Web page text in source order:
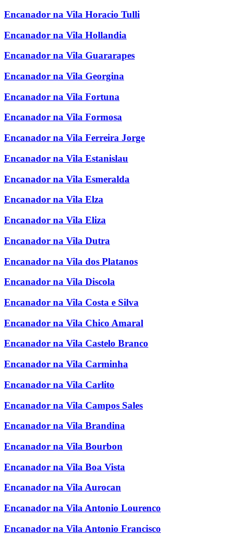
Encanador na Vila Horacio Tulli
Encanador na Vila Hollandia
Encanador na Vila Guararapes
Encanador na Vila Georgina
Encanador na Vila Fortuna
Encanador na Vila Formosa
Encanador na Vila Ferreira Jorge
Encanador na Vila Estanislau
Encanador na Vila Esmeralda
Encanador na Vila Elza
Encanador na Vila Eliza
Encanador na Vila Dutra
Encanador na Vila dos Platanos
Encanador na Vila Discola
Encanador na Vila Costa e Silva
Encanador na Vila Chico Amaral
Encanador na Vila Castelo Branco
Encanador na Vila Carminha
Encanador na Vila Carlito
Encanador na Vila Campos Sales
Encanador na Vila Brandina
Encanador na Vila Bourbon
Encanador na Vila Boa Vista
Encanador na Vila Aurocan
Encanador na Vila Antonio Lourenco
Encanador na Vila Antonio Francisco